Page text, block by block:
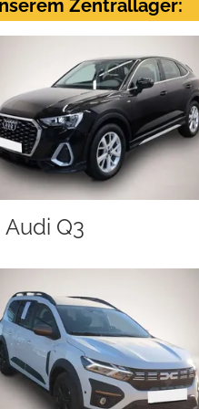
Zentrallager:
Audi Q3